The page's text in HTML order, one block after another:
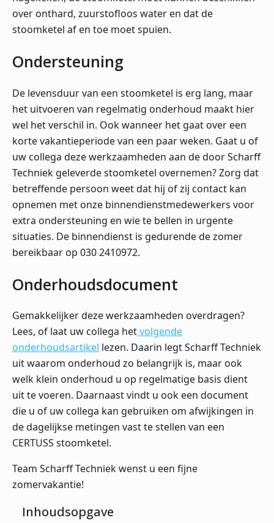
over onthard, zuurstofloos water en dat de
stoomketel af en toe moet spuien.
Ondersteuning
De levensduur van een stoomketel is erg lang, maar
het uitvoeren van regelmatig onderhoud maakt hier
wel het verschil in. Ook wanneer het gaat over een
korte vakantieperiode van een paar weken. Gaat u of
uw collega deze werkzaamheden aan de door Scharff
Techniek geleverde stoomketel overnemen? Zorg dat
betreffende persoon weet dat hij of zij contact kan
opnemen met onze binnendienstmedewerkers voor
extra ondersteuning en wie te bellen in urgente
situaties. De binnendienst is gedurende de zomer
bereikbaar op 030 2410972.
Onderhoudsdocument
Gemakkelijker deze werkzaamheden overdragen?
Lees, of laat uw collega hetvolgende
onderhoudsartikel lezen. Daarin legt Scharff Techniek
uit waarom onderhoud zo belangrijk is, maar ook
welk klein onderhoud u op regelmatige basis dient
uit te voeren. Daarnaast vindt u ook een document
die u of uw collega kan gebruiken om afwijkingen in
de dagelijkse metingen vast te stellen van een
CERTUSS stoomketel.
Team Scharff Techniek wenst u een fijne
zomervakantie!
Inhoudsopgave